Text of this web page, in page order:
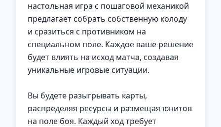
настольная игра с пошаговой механикой
предлагает собрать собственную колоду
и сразиться с противником на
специальном поле. Каждое ваше решение
будет влиять на исход матча, создавая
уникальные игровые ситуации.
Вы будете разыгрывать карты,
распределяя ресурсы и размещая юнитов
на поле боя. Каждый ход требует